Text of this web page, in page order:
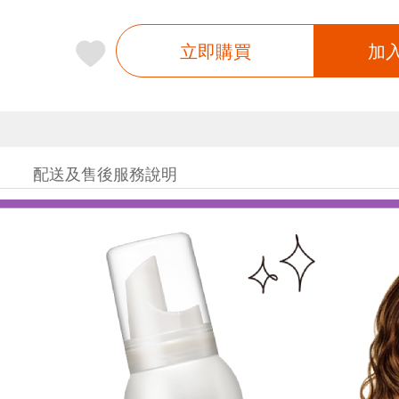
立即購買 加
配送及售後服務說明